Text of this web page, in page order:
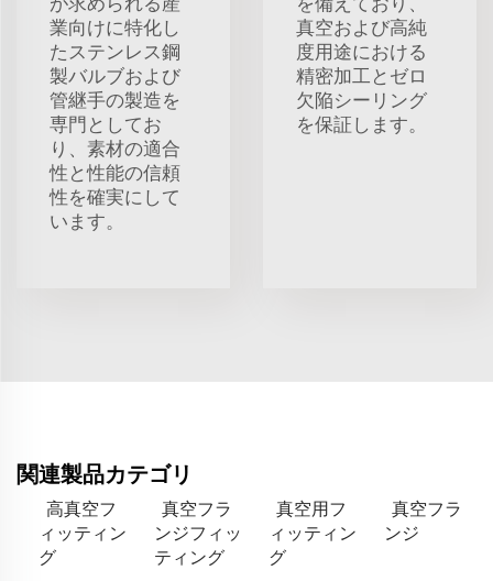
業向けに特化し
たステンレス鋼
製バルブおよび
管継手の製造を
専門としてお
り、素材の適合
性と性能の信頼
性を確実にして
います。
真空および高純
度用途における
精密加工とゼロ
欠陥シーリング
を保証します。
関連製品カテゴリ
高真空フ
ィッティン
グ
真空フラ
ンジフィッ
ティング
真空用フ
ィッティン
グ
真空フラ
ンジ